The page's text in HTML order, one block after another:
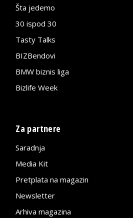
Šta jedemo
30 ispod 30
Tasty Talks
BIZBendovi
BMW biznis liga
Bizlife Week
Za partnere
Saradnja
Media Kit
Pretplata na magazin
Newsletter
Arhiva magazina